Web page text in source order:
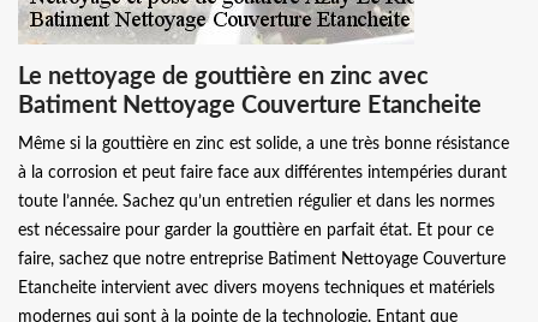
Le nettoyage de gouttière en zinc avec
Batiment Nettoyage Couverture Etancheite
Même si la gouttière en zinc est solide, a une très bonne résistance
à la corrosion et peut faire face aux différentes intempéries durant
toute l’année. Sachez qu’un entretien régulier et dans les normes
est nécessaire pour garder la gouttière en parfait état. Et pour ce
faire, sachez que notre entreprise Batiment Nettoyage Couverture
Etancheite intervient avec divers moyens techniques et matériels
modernes qui sont à la pointe de la technologie. Entant que